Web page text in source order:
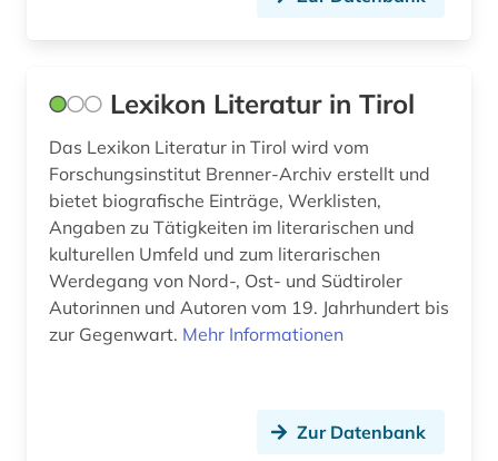
schriftstellerin (1)
schwedisch (8)
semasiologie (1)
serbisch (2)
slawische sprachen (1)
slowakisch (2)
Lexikon Literatur in Tirol
Das Lexikon Literatur in Tirol wird vom
Forschungsinstitut Brenner-Archiv erstellt und
bietet biografische Einträge, Werklisten,
Angaben zu Tätigkeiten im literarischen und
kulturellen Umfeld und zum literarischen
Werdegang von Nord-, Ost- und Südtiroler
Autorinnen und Autoren vom 19. Jahrhundert bis
zur Gegenwart. Mehr Informationen
Zur Datenbank